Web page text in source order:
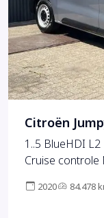
Citroën
1..5 BlueHDI
Cruise controle
6 Bpm en Btw
2020 84.478